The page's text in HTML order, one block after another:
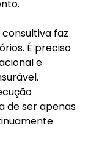
faz
É preciso
e
de ser apenas